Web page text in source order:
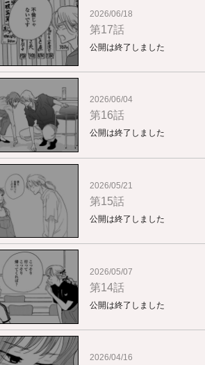
2026/06/18
第17話
公開は終了しました
2026/06/04
第16話
公開は終了しました
2026/05/21
第15話
公開は終了しました
2026/05/07
第14話
公開は終了しました
2026/04/16